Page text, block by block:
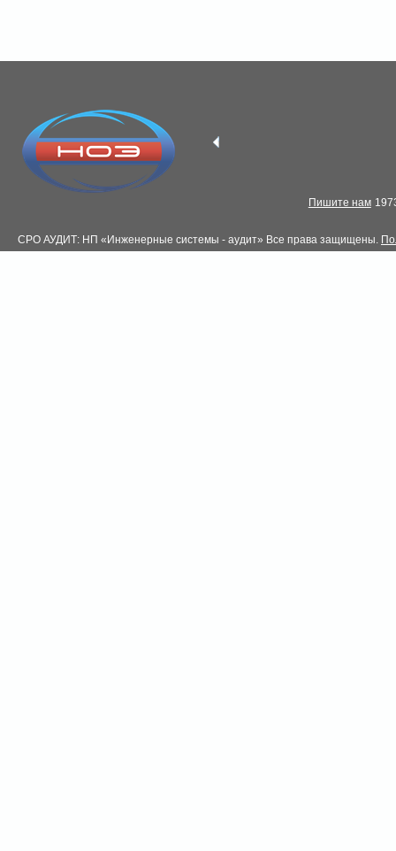
СРО АУДИТ: НП «Инженерные системы - аудит» Все права защищены.
Пишите нам